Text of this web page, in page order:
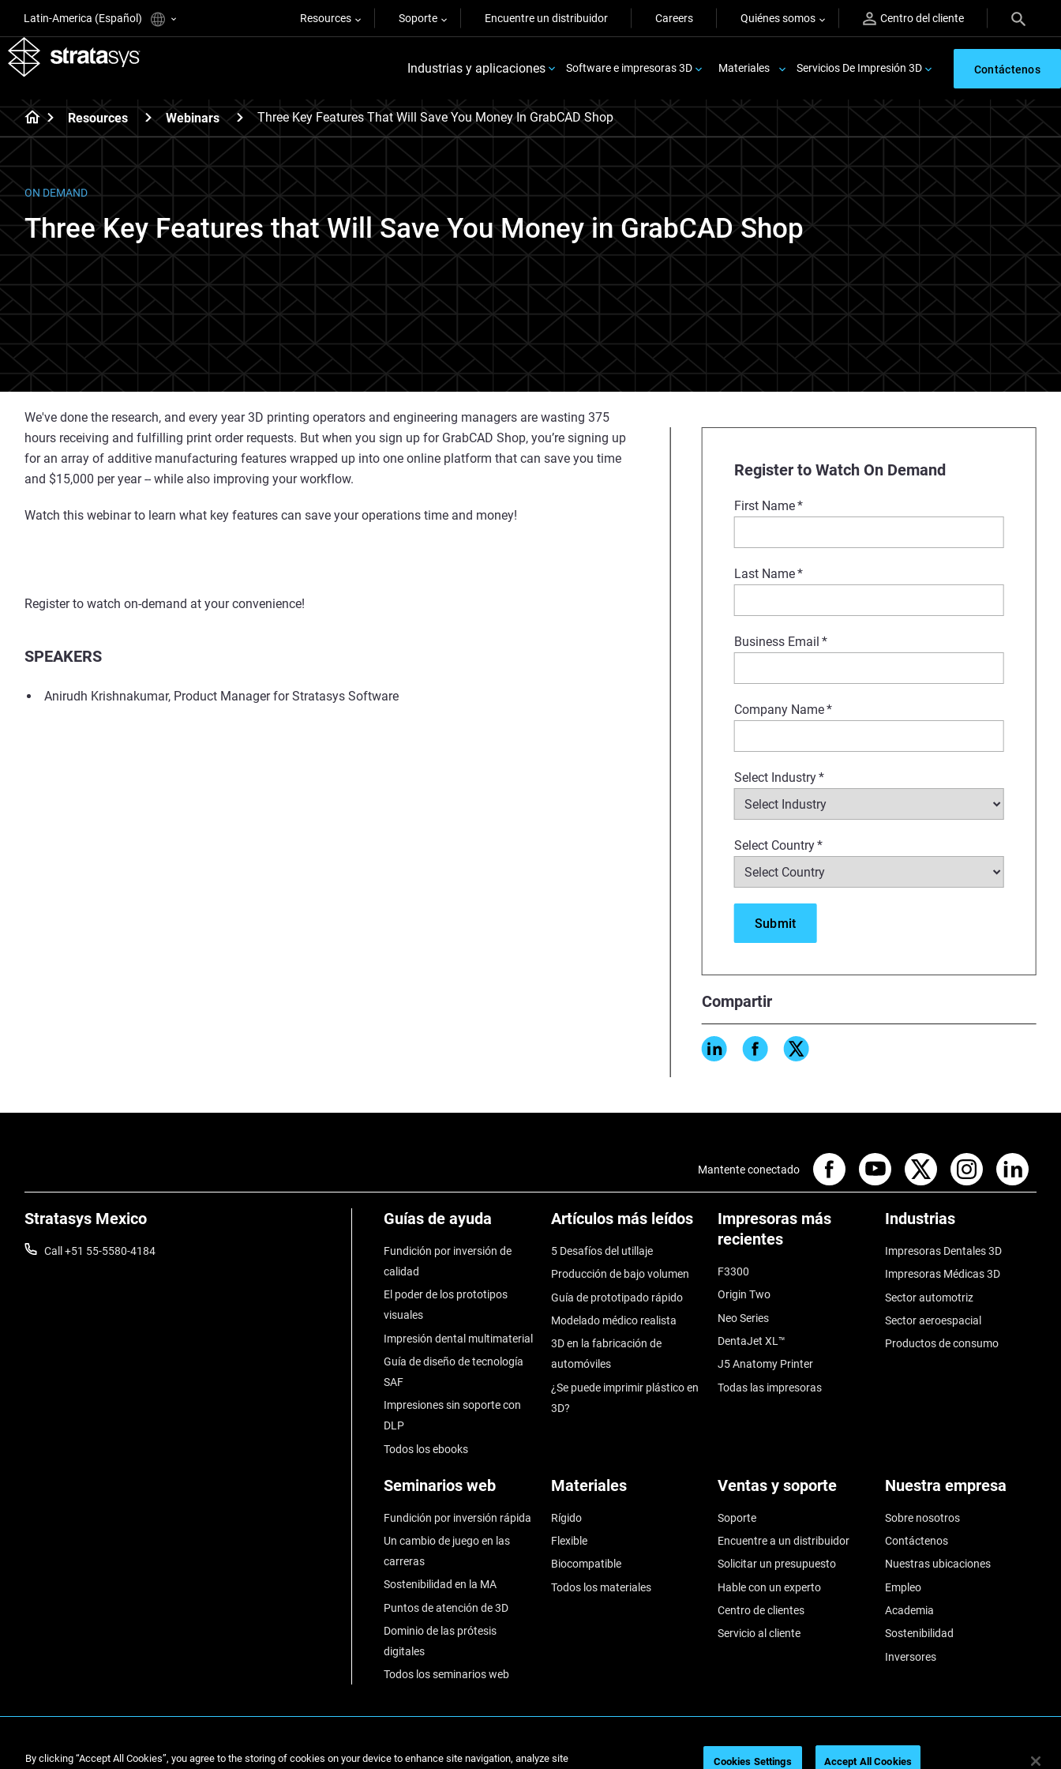
Latin-America (Español) Resources Soporte Encuentre un distribuidor Careers Quiénes somos Centro del cliente
Industrias y aplicaciones Software e impresoras 3D Materiales Servicios De Impresión 3D Contáctenos
Resources Webinars Three Key Features That Will Save You Money In GrabCAD Shop
ON DEMAND
Three Key Features that Will Save You Money in GrabCAD Shop
Register to Watch On Demand
First Name*
Last Name*
Business Email *
Company Name*
Select Industry*
Select Country*
Compartir
We've done the research, and every year 3D printing operators and engineering managers are wasting 375
hours receiving and fulfilling print order requests. But when you sign up for GrabCAD Shop, you’re signing up
for an array of additive manufacturing features wrapped up into one online platform that can save you time
and $15,000 per year -- while also improving your workflow.
Watch this webinar to learn what key features can save your operations time and money!
Register to watch on-demand at your convenience!
SPEAKERS
Anirudh Krishnakumar, Product Manager for Stratasys Software
Stratasys Mexico
Call +51 55-5580-4184
Guías de ayuda
Fundición por inversión de
calidad
El poder de los prototipos
visuales
Impresión dental multimaterial
Guía de diseño de tecnología
SAF
Impresiones sin soporte con
DLP
Todos los ebooks
Artículos más leídos
5 Desafíos del utillaje
Producción de bajo volumen
Guía de prototipado rápido
Modelado médico realista
3D en la fabricación de
automóviles
¿Se puede imprimir plástico en
3D?
Impresoras más
recientes
F3300
Origin Two
Neo Series
DentaJet XL™
J5 Anatomy Printer
Todas las impresoras
Industrias
Impresoras Dentales 3D
Impresoras Médicas 3D
Sector automotriz
Sector aeroespacial
Productos de consumo
Seminarios web
Fundición por inversión rápida
Un cambio de juego en las
carreras
Sostenibilidad en la MA
Puntos de atención de 3D
Dominio de las prótesis
digitales
Todos los seminarios web
Materiales
Rígido
Flexible
Biocompatible
Todos los materiales
Ventas y soporte
Soporte
Encuentre a un distribuidor
Solicitar un presupuesto
Hable con un experto
Centro de clientes
Servicio al cliente
Nuestra empresa
Sobre nosotros
Contáctenos
Nuestras ubicaciones
Empleo
Academia
Sostenibilidad
Inversores
Mantente conectado
REACH compliance
By clicking “Accept All Cookies”, you agree to the storing of cookies on your device to enhance site navigation, analyze site
Cookies Settings Accept All Cookies